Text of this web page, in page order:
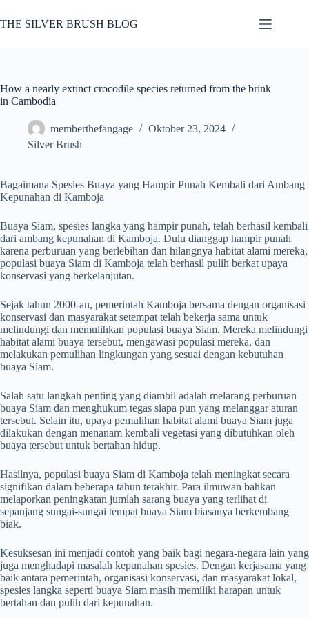
to
content
THE SILVER BRUSH BLOG
How a nearly extinct crocodile species returned from the brink
in Cambodia
memberthefangage
Oktober 23, 2024
Silver Brush
Bagaimana Spesies Buaya yang Hampir Punah Kembali dari Ambang
Kepunahan di Kamboja
Buaya Siam, spesies langka yang hampir punah, telah berhasil kembali
dari ambang kepunahan di Kamboja. Dulu dianggap hampir punah
karena perburuan yang berlebihan dan hilangnya habitat alami mereka,
populasi buaya Siam di Kamboja telah berhasil pulih berkat upaya
konservasi yang berkelanjutan.
Sejak tahun 2000-an, pemerintah Kamboja bersama dengan organisasi
konservasi dan masyarakat setempat telah bekerja sama untuk
melindungi dan memulihkan populasi buaya Siam. Mereka melindungi
habitat alami buaya tersebut, mengawasi populasi mereka, dan
melakukan pemulihan lingkungan yang sesuai dengan kebutuhan
buaya Siam.
Salah satu langkah penting yang diambil adalah melarang perburuan
buaya Siam dan menghukum tegas siapa pun yang melanggar aturan
tersebut. Selain itu, upaya pemulihan habitat alami buaya Siam juga
dilakukan dengan menanam kembali vegetasi yang dibutuhkan oleh
buaya tersebut untuk bertahan hidup.
Hasilnya, populasi buaya Siam di Kamboja telah meningkat secara
signifikan dalam beberapa tahun terakhir. Para ilmuwan bahkan
melaporkan peningkatan jumlah sarang buaya yang terlihat di
sepanjang sungai-sungai tempat buaya Siam biasanya berkembang
biak.
Kesuksesan ini menjadi contoh yang baik bagi negara-negara lain yang
juga menghadapi masalah kepunahan spesies. Dengan kerjasama yang
baik antara pemerintah, organisasi konservasi, dan masyarakat lokal,
spesies langka seperti buaya Siam masih memiliki harapan untuk
bertahan dan pulih dari kepunahan.